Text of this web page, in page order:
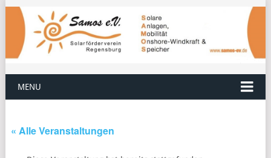
MENU
« Alle Veranstaltungen